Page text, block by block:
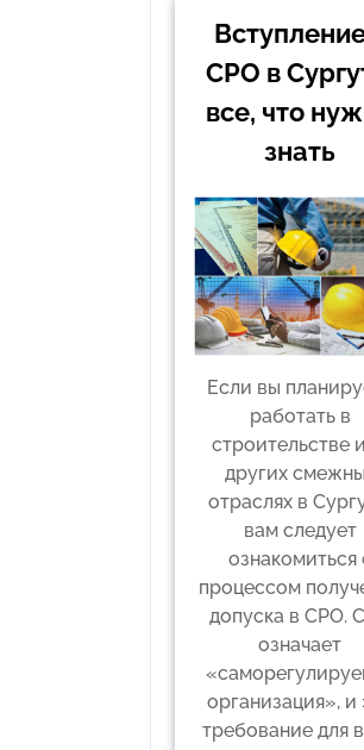
СРО в
все, что
знать
Если вы
работать в
строительстве
других
отраслях в
вам следует
ознакомиться
процессом
допуска в СРО.
означает
организация», и
требование для